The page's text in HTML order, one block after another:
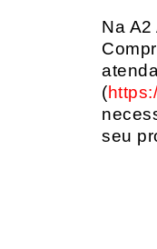
Na
(
seu